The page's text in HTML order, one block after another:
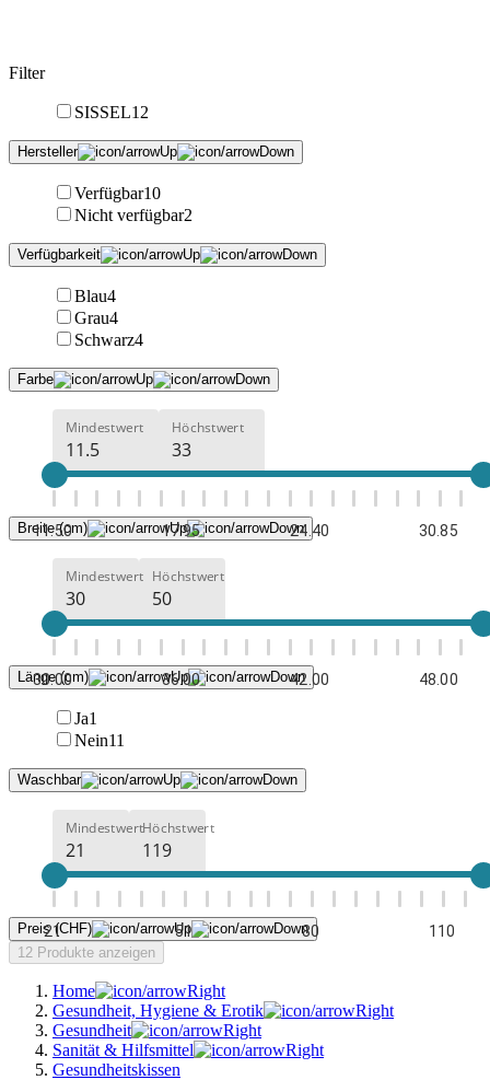
Filter
SISSEL12
Hersteller
Verfügbar10
Nicht verfügbar2
Verfügbarkeit
Blau4
Grau4
Schwarz4
Farbe
Mindestwert Höchstwert
11.50 17.95 24.40 30.85
Breite (cm)
Mindestwert Höchstwert
30.00 36.00 42.00 48.00
Länge (cm)
Ja1
Nein11
Waschbar
MindestwertHöchstwert
21 51 80 110
Preis (CHF)
12 Produkte anzeigen
Home
Gesundheit, Hygiene & Erotik
Gesundheit
Sanität & Hilfsmittel
Gesundheitskissen